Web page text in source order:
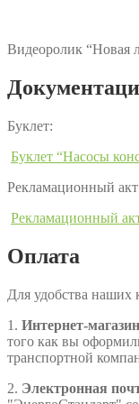
Видеоролик “Новая
Буклет:
Буклет “Насосы
Рекламационный
Рекламационный
Оплата
Для удобства наших
1. Интернет-
того как вы
транспортной
2. Электронная